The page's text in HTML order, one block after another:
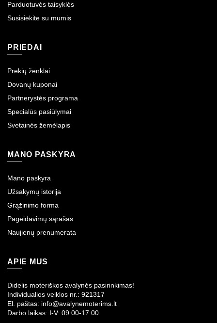
Parduotuvės taisyklės
Susisiekite su mumis
PRIEDAI
Prekių ženklai
Dovanų kuponai
Partnerystės programa
Specialūs pasiūlymai
Svetainės žemėlapis
MANO PASKYRA
Mano paskyra
Užsakymų istorija
Grąžinimo forma
Pageidavimų sąrašas
Naujienų prenumerata
APIE MUS
Didelis moteriškos avalynės pasirinkimas!
Individualios veiklos nr.: 921317
El. paštas: info@avalynemoterims.lt
Darbo laikas: I-V: 09:00-17:00